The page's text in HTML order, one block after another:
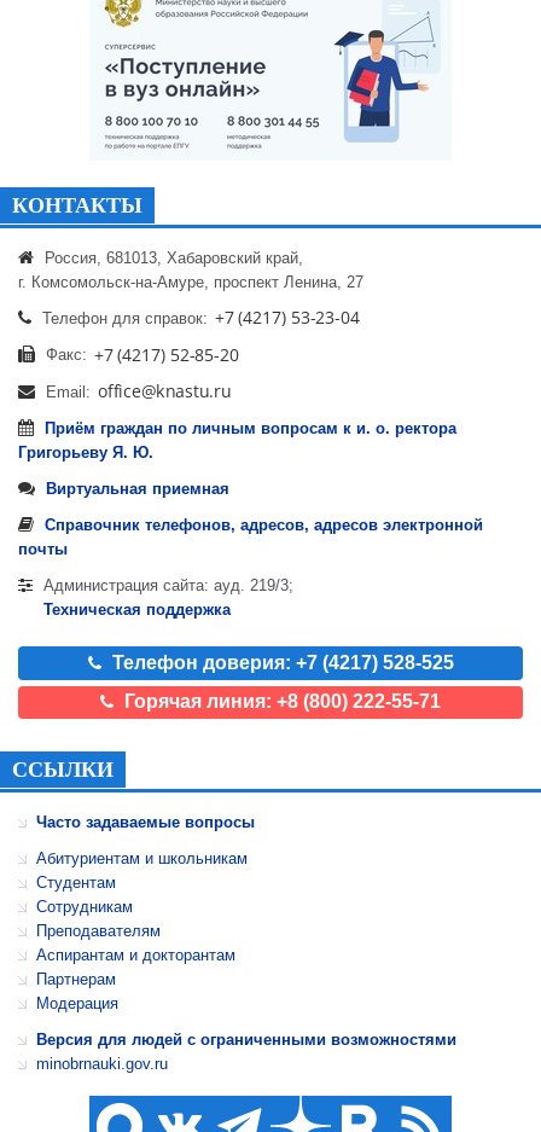
КОНТАКТЫ
Россия, 681013, Хабаровский край,
г. Комсомольск-на-Амуре, проспект Ленина, 27
Телефон для справок:
Факс:
Email:
Приём граждан по личным вопросам к и. о. ректора
Григорьеву Я. Ю.
Виртуальная приемная
Справочник телефонов, адресов, адресов электронной
почты
Администрация сайта: ауд. 219/3;
Техническая поддержка
Телефон доверия: +7 (4217) 528-525
Горячая линия: +8 (800) 222-55-71
ССЫЛКИ
Часто задаваемые вопросы
Абитуриентам и школьникам
Студентам
Сотрудникам
Преподавателям
Аспирантам и докторантам
Партнерам
Модерация
Версия для людей с ограниченными возможностями
minobrnauki.gov.ru